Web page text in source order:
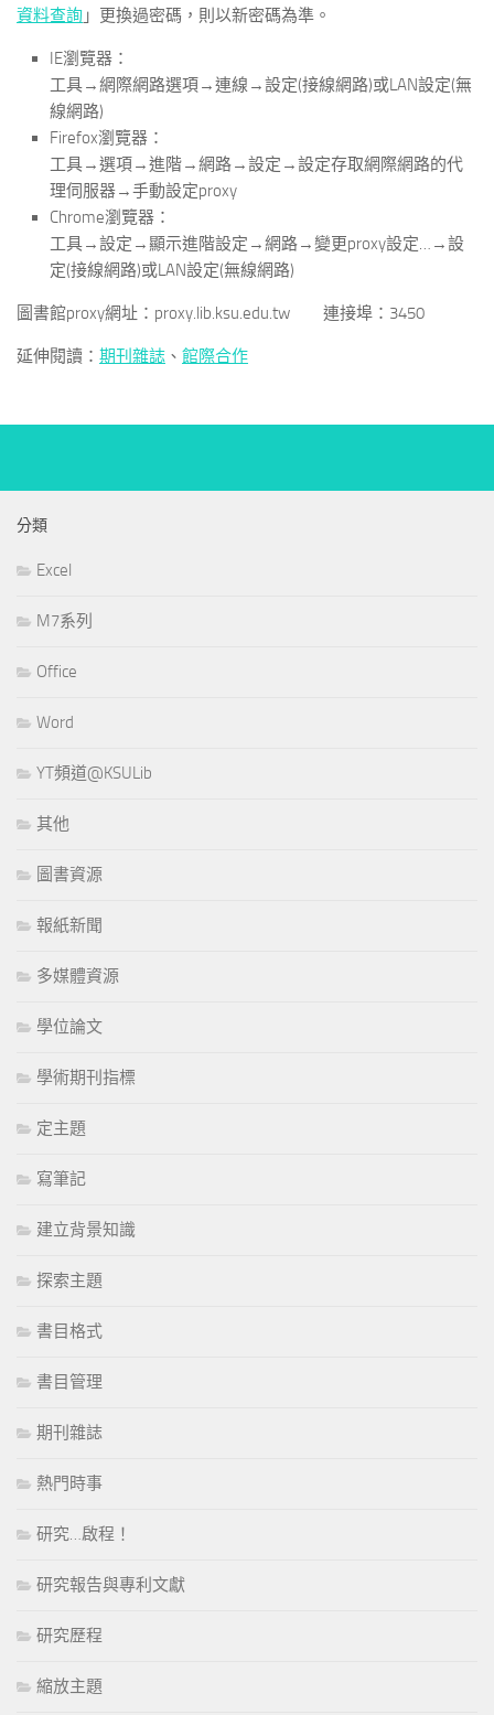
資料查詢 」更換過密碼，則以新密碼為準。
IE瀏覽器：
工具→網際網路選項→連線→設定(接線網路)或LAN設定(無
線網路)
Firefox瀏覽器：
工具→選項→進階→網路→設定→設定存取網際網路的代
理伺服器→手動設定proxy
Chrome瀏覽器：
工具→設定→顯示進階設定→網路→變更proxy設定…→設
定(接線網路)或LAN設定(無線網路)
圖書館proxy網址：proxy.lib.ksu.edu.tw 連接埠：3450
延伸閱讀： 期刊雜誌 、 館際合作
分類
Excel
M7系列
Office
Word
YT頻道@KSULib
其他
圖書資源
報紙新聞
多媒體資源
學位論文
學術期刊指標
定主題
寫筆記
建立背景知識
探索主題
書目格式
書目管理
期刊雜誌
熱門時事
研究…啟程！
研究報告與專利文獻
研究歷程
縮放主題